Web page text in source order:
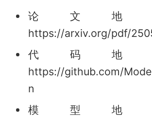
论文地
https://arxiv.org/pdf/
代码地
https://github.com/
n
模型地